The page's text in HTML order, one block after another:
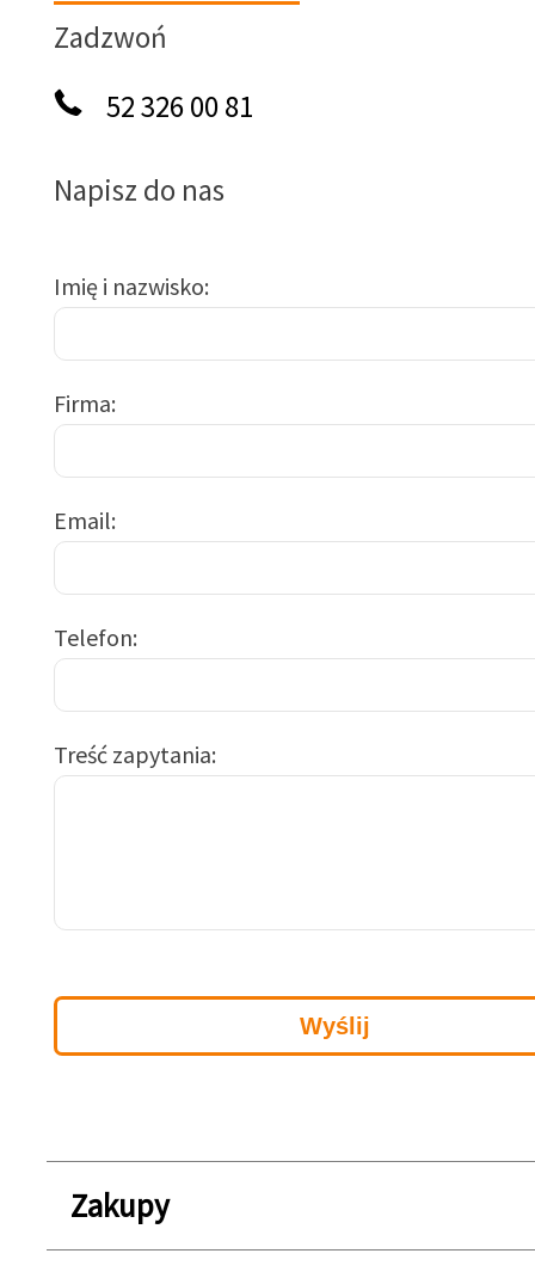
Zadzwoń
52 326 00 81
Napisz do nas
Imię i nazwisko
Firma
Email
Telefon
Treść zapytania
Zakupy